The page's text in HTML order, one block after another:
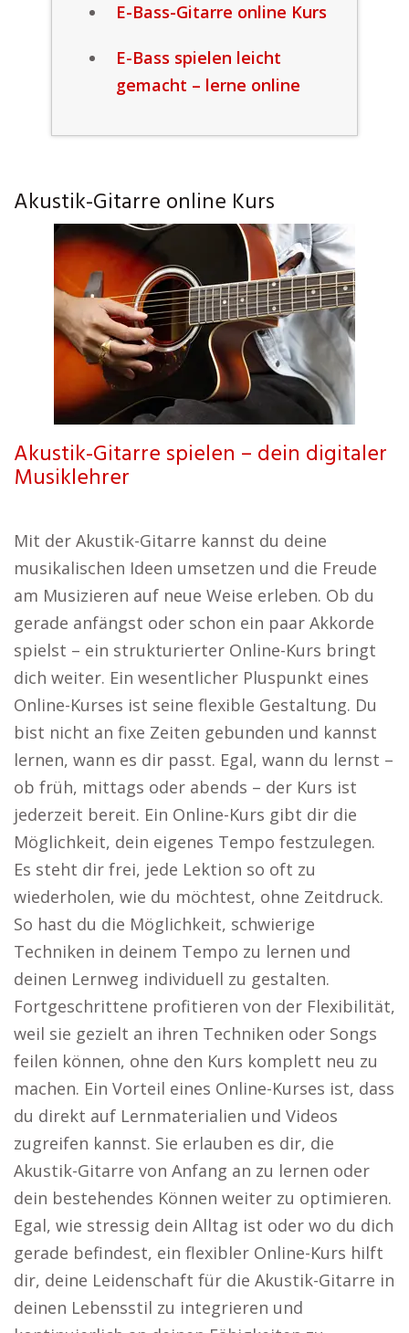
E-Bass-Gitarre online Kurs
E-Bass spielen leicht
gemacht – lerne online
Akustik-Gitarre online Kurs
Akustik-Gitarre spielen – dein digitaler
Musiklehrer
Mit der Akustik-Gitarre kannst du deine
musikalischen Ideen umsetzen und die Freude
am Musizieren auf neue Weise erleben. Ob du
gerade anfängst oder schon ein paar Akkorde
spielst – ein strukturierter Online-Kurs bringt
dich weiter. Ein wesentlicher Pluspunkt eines
Online-Kurses ist seine flexible Gestaltung. Du
bist nicht an fixe Zeiten gebunden und kannst
lernen, wann es dir passt. Egal, wann du lernst –
ob früh, mittags oder abends – der Kurs ist
jederzeit bereit. Ein Online-Kurs gibt dir die
Möglichkeit, dein eigenes Tempo festzulegen.
Es steht dir frei, jede Lektion so oft zu
wiederholen, wie du möchtest, ohne Zeitdruck.
So hast du die Möglichkeit, schwierige
Techniken in deinem Tempo zu lernen und
deinen Lernweg individuell zu gestalten.
Fortgeschrittene profitieren von der Flexibilität,
weil sie gezielt an ihren Techniken oder Songs
feilen können, ohne den Kurs komplett neu zu
machen. Ein Vorteil eines Online-Kurses ist, dass
du direkt auf Lernmaterialien und Videos
zugreifen kannst. Sie erlauben es dir, die
Akustik-Gitarre von Anfang an zu lernen oder
dein bestehendes Können weiter zu optimieren.
Egal, wie stressig dein Alltag ist oder wo du dich
gerade befindest, ein flexibler Online-Kurs hilft
dir, deine Leidenschaft für die Akustik-Gitarre in
deinen Lebensstil zu integrieren und